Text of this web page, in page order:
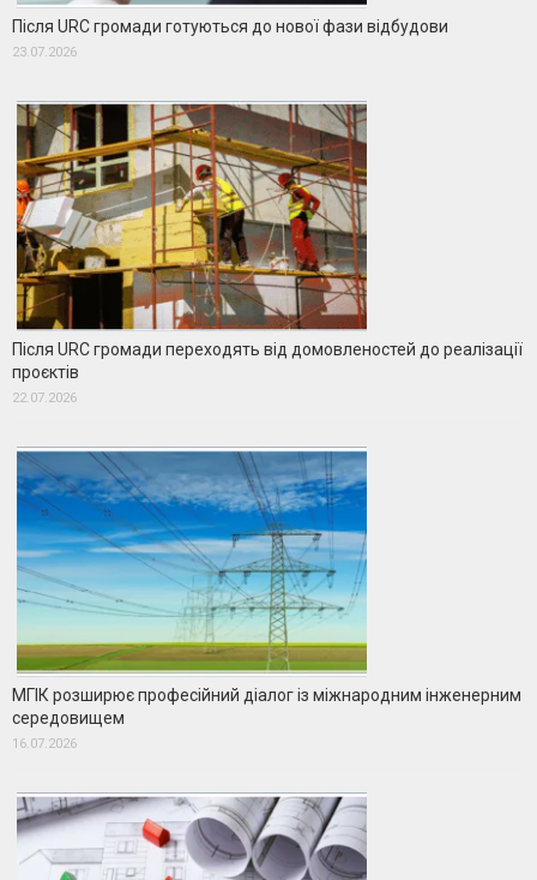
Після URC громади готуються до нової фази відбудови
23.07.2026
Після URC громади переходять від домовленостей до реалізації
проєктів
22.07.2026
МГІК розширює професійний діалог із міжнародним інженерним
середовищем
16.07.2026